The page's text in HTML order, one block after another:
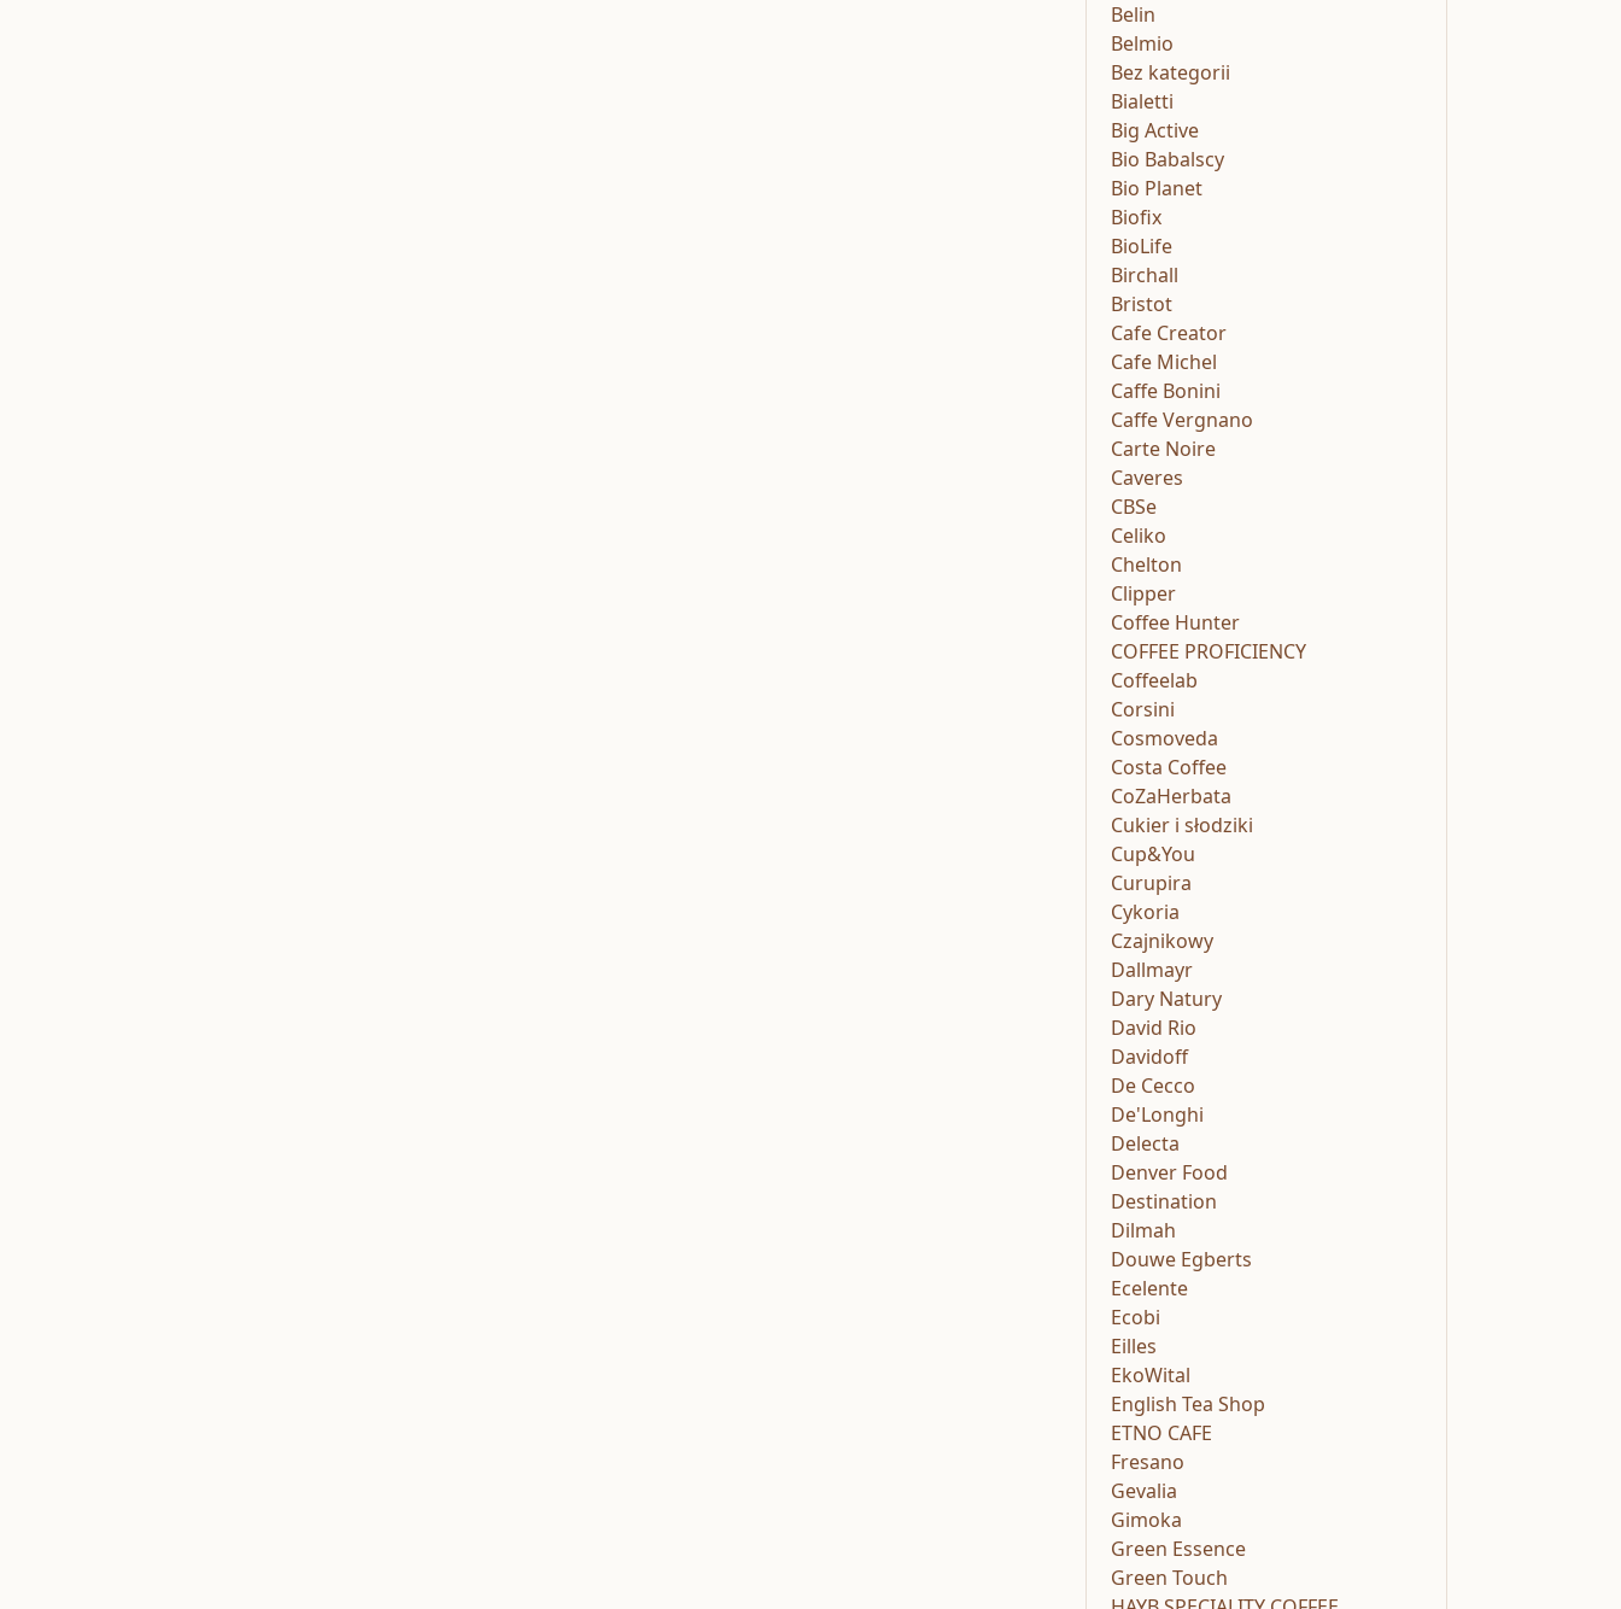
Belin
Belmio
Bez kategorii
Bialetti
Big Active
Bio Babalscy
Bio Planet
Biofix
BioLife
Birchall
Bristot
Cafe Creator
Cafe Michel
Caffe Bonini
Caffe Vergnano
Carte Noire
Caveres
CBSe
Celiko
Chelton
Clipper
Coffee Hunter
COFFEE PROFICIENCY
Coffeelab
Corsini
Cosmoveda
Costa Coffee
CoZaHerbata
Cukier i słodziki
Cup&You
Curupira
Cykoria
Czajnikowy
Dallmayr
Dary Natury
David Rio
Davidoff
De Cecco
De'Longhi
Delecta
Denver Food
Destination
Dilmah
Douwe Egberts
Ecelente
Ecobi
Eilles
EkoWital
English Tea Shop
ETNO CAFE
Fresano
Gevalia
Gimoka
Green Essence
Green Touch